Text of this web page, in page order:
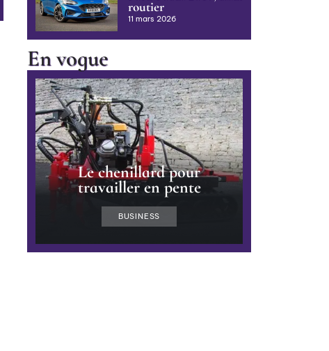
routier
11 mars 2026
En vogue
Le chenillard pour
travailler en pente
BUSINESS